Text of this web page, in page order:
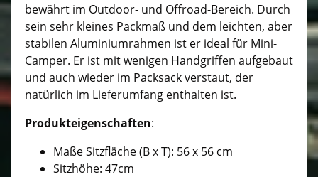
bewährt im Outdoor- und Offroad-Bereich. Durch
sein sehr kleines Packmaß und dem leichten, aber
stabilen Aluminiumrahmen ist er ideal für Mini-
Camper. Er ist mit wenigen Handgriffen aufgebaut
und auch wieder im Packsack verstaut, der
natürlich im Lieferumfang enthalten ist.
Produkteigenschaften:
Maße Sitzfläche (B x T): 56 x 56 cm
Sitzhöhe: 47cm